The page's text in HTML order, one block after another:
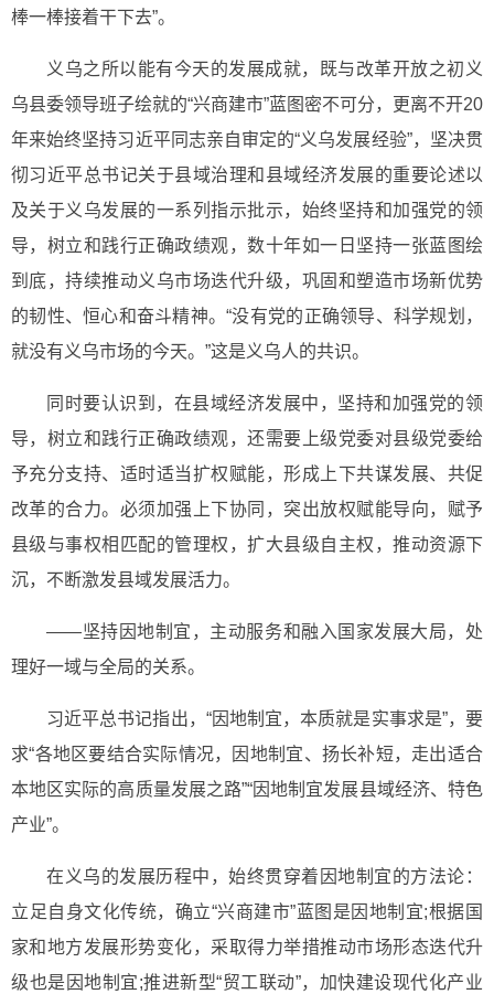
棒一棒接着干下去”。
义乌之所以能有今天的发展成就，既与改革开放之初义
乌县委领导班子绘就的“兴商建市”蓝图密不可分，更离不开20
年来始终坚持习近平同志亲自审定的“义乌发展经验”，坚决贯
彻习近平总书记关于县域治理和县域经济发展的重要论述以
及关于义乌发展的一系列指示批示，始终坚持和加强党的领
导，树立和践行正确政绩观，数十年如一日坚持一张蓝图绘
到底，持续推动义乌市场迭代升级，巩固和塑造市场新优势
的韧性、恒心和奋斗精神。“没有党的正确领导、科学规划，
就没有义乌市场的今天。”这是义乌人的共识。
同时要认识到，在县域经济发展中，坚持和加强党的领
导，树立和践行正确政绩观，还需要上级党委对县级党委给
予充分支持、适时适当扩权赋能，形成上下共谋发展、共促
改革的合力。必须加强上下协同，突出放权赋能导向，赋予
县级与事权相匹配的管理权，扩大县级自主权，推动资源下
沉，不断激发县域发展活力。
——坚持因地制宜，主动服务和融入国家发展大局，处
理好一域与全局的关系。
习近平总书记指出，“因地制宜，本质就是实事求是”，要
求“各地区要结合实际情况，因地制宜、扬长补短，走出适合
本地区实际的高质量发展之路”“因地制宜发展县域经济、特色
产业”。
在义乌的发展历程中，始终贯穿着因地制宜的方法论：
立足自身文化传统，确立“兴商建市”蓝图是因地制宜;根据国
家和地方发展形势变化，采取得力举措推动市场形态迭代升
级也是因地制宜;推进新型“贸工联动”，加快建设现代化产业